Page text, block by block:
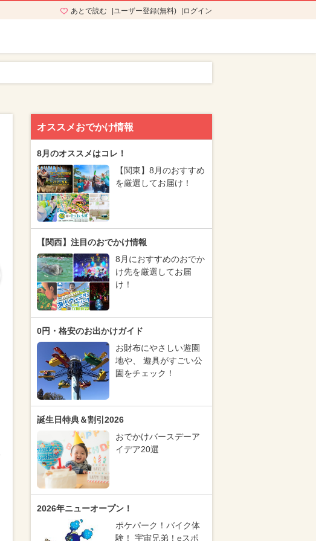
あとで読む ユーザー登録(無料) ログイン
オススメおでかけ情報
8月のオススメはコレ！
【関東】8月のおすすめ
を厳選してお届け！
【関西】注目のおでかけ情報
8月におすすめのおでか
け先を厳選してお届
け！
0円・格安のお出かけガイド
お財布にやさしい遊園
地や、 遊具がすごい公
園をチェック！
誕生日特典＆割引2026
おでかけバースデーア
イデア20選
2026年ニューオープン！
ポケパーク！バイク体
験！ 宇宙兄弟！eスポ